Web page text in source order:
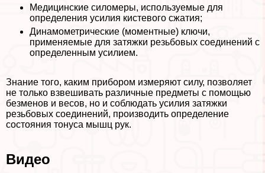
Медицинские силомеры, используемые для
определения усилия кистевого сжатия;
Динамометрические (моментные) ключи,
применяемые для затяжки резьбовых соединений с
определенным усилием.
Знание того, каким прибором измеряют силу, позволяет
не только взвешивать различные предметы с помощью
безменов и весов, но и соблюдать усилия затяжки
резьбовых соединений, производить определение
состояния тонуса мышц рук.
Видео